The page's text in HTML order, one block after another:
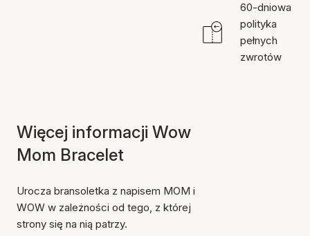
60-dniowa
polityka
pełnych
zwrotów
Więcej informacji Wow
Mom Bracelet
Urocza bransoletka z napisem MOM i
WOW w zależności od tego, z której
strony się na nią patrzy.